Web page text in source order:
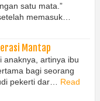
satu mata.”
memasuk…
Mantap
anaknya, artinya ibu
bagi seorang
pekerti dar… Read